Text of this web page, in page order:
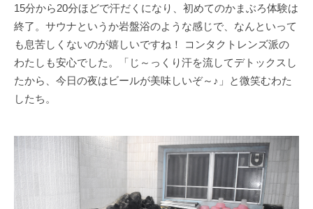
15分から20分ほどで汗だくになり、初めてのかまぶろ体験は
終了。サウナというか岩盤浴のような感じで、なんといって
も息苦しくないのが嬉しいですね！ コンタクトレンズ派の
わたしも安心でした。「じ～っくり汗を流してデトックスし
たから、今日の夜はビールが美味しいぞ～♪」と微笑むわた
したち。